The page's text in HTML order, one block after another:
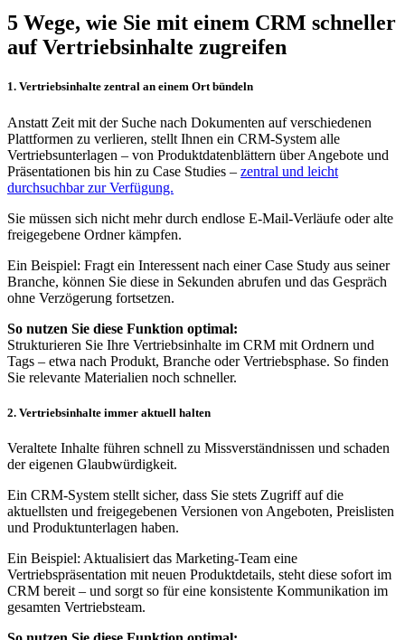
5 Wege, wie Sie mit einem CRM schneller
auf Vertriebsinhalte zugreifen
1. Vertriebsinhalte zentral an einem Ort bündeln
Anstatt Zeit mit der Suche nach Dokumenten auf verschiedenen
Plattformen zu verlieren, stellt Ihnen ein CRM-System alle
Vertriebsunterlagen – von Produktdatenblättern über Angebote und
Präsentationen bis hin zu Case Studies – zentral und leicht
durchsuchbar zur Verfügung.
Sie müssen sich nicht mehr durch endlose E-Mail-Verläufe oder alte
freigegebene Ordner kämpfen.
Ein Beispiel: Fragt ein Interessent nach einer Case Study aus seiner
Branche, können Sie diese in Sekunden abrufen und das Gespräch
ohne Verzögerung fortsetzen.
So nutzen Sie diese Funktion optimal:
Strukturieren Sie Ihre Vertriebsinhalte im CRM mit Ordnern und
Tags – etwa nach Produkt, Branche oder Vertriebsphase. So finden
Sie relevante Materialien noch schneller.
2. Vertriebsinhalte immer aktuell halten
Veraltete Inhalte führen schnell zu Missverständnissen und schaden
der eigenen Glaubwürdigkeit.
Ein CRM-System stellt sicher, dass Sie stets Zugriff auf die
aktuellsten und freigegebenen Versionen von Angeboten, Preislisten
und Produktunterlagen haben.
Ein Beispiel: Aktualisiert das Marketing-Team eine
Vertriebspräsentation mit neuen Produktdetails, steht diese sofort im
CRM bereit – und sorgt so für eine konsistente Kommunikation im
gesamten Vertriebsteam.